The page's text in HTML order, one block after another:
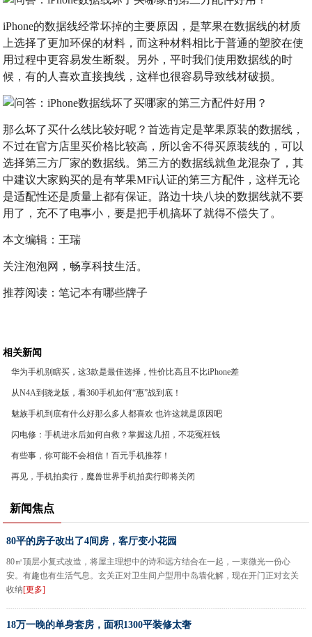
iPhone的数据线经常坏掉的主要原因，是苹果在数据线的材质
上选择了更加环保的材料，而这种材料相比于普通的塑胶在使
用过程中更容易发生断裂。另外，平时我们使用数据线的时
候，有的人喜欢直接拽线，这样也很容易导致线材破损。
那么坏了买什么线比较好呢？首选肯定是苹果原装的数据线，
不过在官方店里买价格比较高，所以舍不得买原装线的，可以
选择第三方厂家的数据线。第三方的数据线就鱼龙混杂了，其
中建议大家购买的是有苹果MFi认证的第三方配件，这样无论
是适配性还是质量上都有保证。路边十块八块的数据线就不要
用了，充不了电事小，要是把手机搞坏了就得不偿失了。
本文编辑：王瑞
关注泡泡网，畅享科技生活。
推荐阅读：笔记本有哪些牌子
相关新闻
华为手机别瞎买，这3款是最佳选择，性价比高且不比iPhone差
从N4A到骁龙版，看360手机如何“惠”战到底！
魅族手机到底有什么好那么多人都喜欢 也许这就是原因吧
闪电修：手机进水后如何自救？掌握这几招，不花冤枉钱
有些事，你可能不会相信！百元手机推荐！
再见，手机拍卖行，魔兽世界手机拍卖行即将关闭
新闻焦点
80平的房子改出了4间房，客厅变小花园
80㎡顶层小复式改造，将屋主理想中的诗和远方结合在一起，一束微光一份心
安。有趣也有生活气息。玄关正对卫生间户型用中岛墙化解，现在开门正对玄关
收纳[更多]
18万一晚的单身套房，面积1300平装修太奢